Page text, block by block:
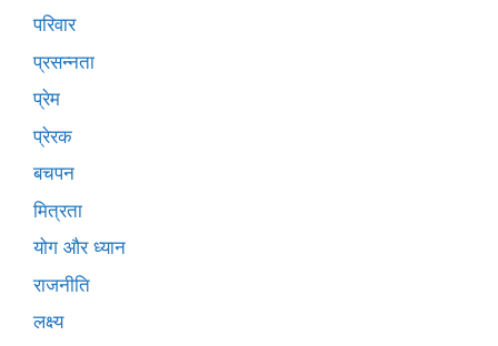
परिवार
प्रसन्नता
प्रेम
प्रेरक
बचपन
मित्रता
योग और ध्यान
राजनीति
लक्ष्य